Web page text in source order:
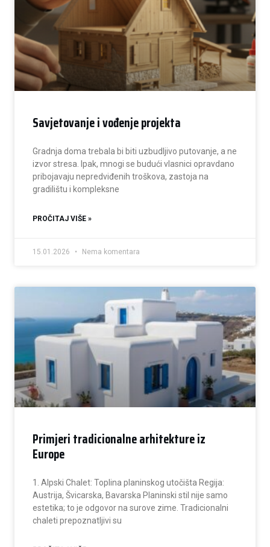
Savjetovanje i vođenje projekta
Gradnja doma trebala bi biti uzbudljivo putovanje, a ne
izvor stresa. Ipak, mnogi se budući vlasnici opravdano
pribojavaju nepredviđenih troškova, zastoja na
gradilištu i kompleksne
PROČITAJ VIŠE »
15.01.2026 Nema komentara
Primjeri tradicionalne arhitekture iz
Europe
1. Alpski Chalet: Toplina planinskog utočišta Regija:
Austrija, Švicarska, Bavarska Planinski stil nije samo
estetika; to je odgovor na surove zime. Tradicionalni
chaleti prepoznatljivi su